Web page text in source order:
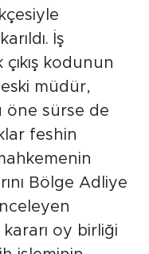
İş
kodunun
müdür,
öne sürse de
feshin
Bölge Adliye
oy birliği